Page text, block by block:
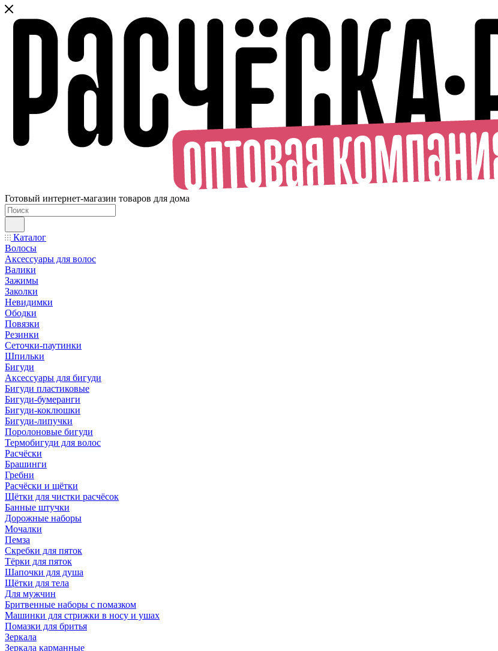
Готовый интернет-магазин товаров для дома
Каталог
Волосы
Аксессуары для волос
Валики
Зажимы
Заколки
Невидимки
Ободки
Повязки
Резинки
Сеточки-паутинки
Шпильки
Бигуди
Аксессуары для бигуди
Бигуди пластиковые
Бигуди-бумеранги
Бигуди-коклюшки
Бигуди-липучки
Поролоновые бигуди
Термобигуди для волос
Расчёски
Брашинги
Гребни
Расчёски и щётки
Щётки для чистки расчёсок
Банные штучки
Дорожные наборы
Мочалки
Пемза
Скребки для пяток
Тёрки для пяток
Шапочки для душа
Щётки для тела
Для мужчин
Бритвенные наборы с помазком
Машинки для стрижки в носу и ушах
Помазки для бритья
Зеркала
Зеркала карманные